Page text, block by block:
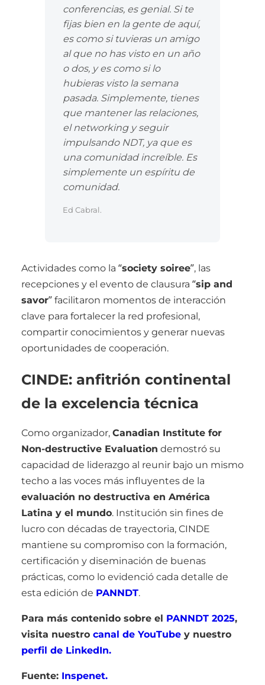
conferencias, es genial. Si te
fijas bien en la gente de aquí,
es como si tuvieras un amigo
al que no has visto en un año
o dos, y es como si lo
hubieras visto la semana
pasada. Simplemente, tienes
que mantener las relaciones,
el networking y seguir
impulsando NDT, ya que es
una comunidad increíble. Es
simplemente un espíritu de
comunidad.
Ed Cabral.
Actividades como la “society soiree”, las
recepciones y el evento de clausura “sip and
savor” facilitaron momentos de interacción
clave para fortalecer la red profesional,
compartir conocimientos y generar nuevas
oportunidades de cooperación.
CINDE: anfitrión continental
de la excelencia técnica
Como organizador, Canadian Institute for
Non-destructive Evaluation demostró su
capacidad de liderazgo al reunir bajo un mismo
techo a las voces más influyentes de la
evaluación no destructiva en América
Latina y el mundo. Institución sin fines de
lucro con décadas de trayectoria, CINDE
mantiene su compromiso con la formación,
certificación y diseminación de buenas
prácticas, como lo evidenció cada detalle de
esta edición de PANNDT.
Para más contenido sobre el PANNDT 2025,
visita nuestro canal de YouTube y nuestro
perfil de LinkedIn.
Fuente: Inspenet.